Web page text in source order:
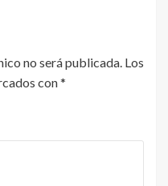
no será publicada. Los
con*